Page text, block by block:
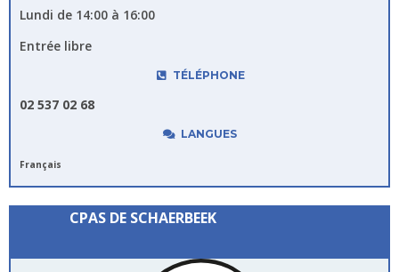
Lundi de 14:00 à 16:00
Entrée libre
TÉLÉPHONE
02 537 02 68
LANGUES
Français
CPAS DE SCHAERBEEK